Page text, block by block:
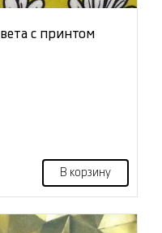
с принтом
В корзину